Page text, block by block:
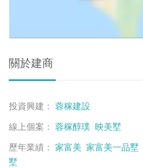
關於建商
投資興建： 蓉稼建設
線上個案： 蓉稼醇璞 映美墅
歷年業績： 家富美 家富美一品墅
墅